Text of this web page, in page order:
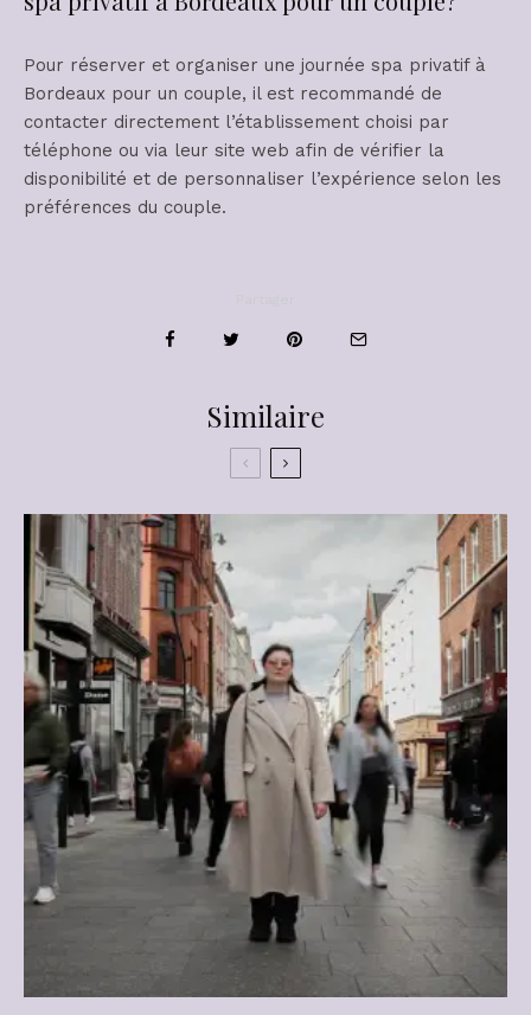
Pour réserver et organiser une journée spa privatif à
Bordeaux pour un couple, il est recommandé de
contacter directement l’établissement choisi par
téléphone ou via leur site web afin de vérifier la
disponibilité et de personnaliser l’expérience selon les
préférences du couple.
Similaire